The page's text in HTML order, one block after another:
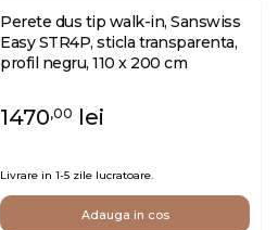
Perete dus tip walk-in, Sanswiss
Easy STR4P, sticla transparenta,
profil negru, 110 x 200 cm
1470,00 lei
Livrare in 1-5 zile lucratoare.
Adauga in cos